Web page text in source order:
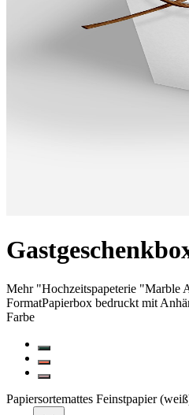
Mehr"Hochzeitspapeterie "Marble
FormatPapierbox bedruckt mit
Farbe
Papiersortemattes Feinstpapier